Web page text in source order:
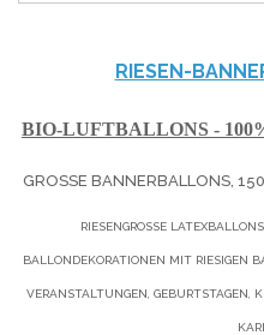
RIESEN-
BIO-LUFTBALLONS -
GROSSE BANNERBALLONS,
RIESENGROSSE LATEXBALLONS
LLONDEKORATIONEN MIT RIESIGEN
RANSTALTUNGEN, GEBURTSTAGEN,